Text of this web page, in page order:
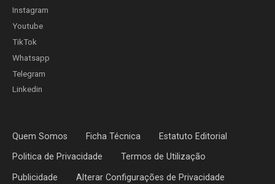
Instagram
Youtube
TikTok
Whatsapp
Telegram
Linkedin
Quem Somos Ficha Técnica Estatuto Editorial
Politica de Privacidade Termos de Utilização
Publicidade Alterar Configurações de Privacidade